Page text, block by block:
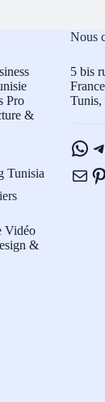
Pro
&
Tunisia
Vidéo
&
Nous
5 bis
Tunis,
E-mail